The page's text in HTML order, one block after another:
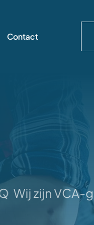
Contact
Wij zijn VCA-